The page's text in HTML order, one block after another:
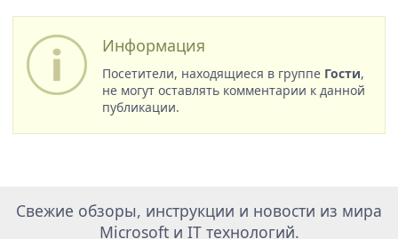
Информация
Посетители, находящиеся в группе Гости,
не могут оставлять комментарии к данной
публикации.
Свежие обзоры, инструкции и новости из мира
Microsoft и IT технологий.